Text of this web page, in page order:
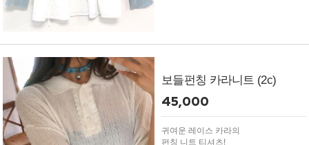
보들펀칭 카라니트 (2c)
45,000
귀여운 레이스 카라의
펀칭 니트 티셔츠!